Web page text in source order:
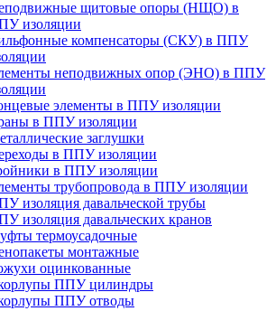
щитовые опоры (НЩО) в
изоляции
компенсаторы (СКУ) в ППУ
неподвижных опор (ЭНО) в ППУ
элементы в ППУ изоляции
в ППУ изоляции
заглушки
в ППУ изоляции
в ППУ изоляции
трубопровода в ППУ изоляции
изоляция давальческой трубы
изоляция давальческих кранов
термоусадочные
монтажные
оцинкованные
ППУ цилиндры
ППУ отводы